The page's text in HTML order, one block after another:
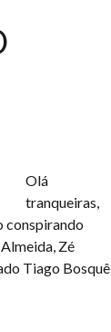
Olá
tranqueiras,
conspirando
Zé
Tiago Bosquê